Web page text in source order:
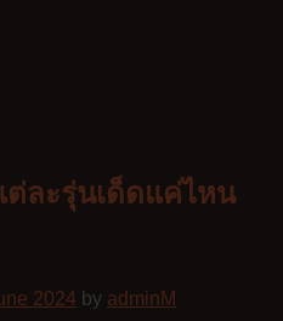
ละรุ่นเด็ดแค่ไหน
2024 by adminM